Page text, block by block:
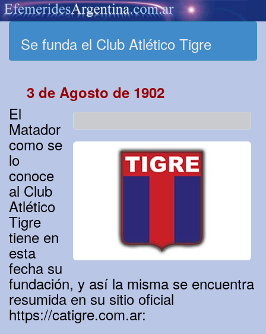
Se funda el Club Atlético Tigre
3 de Agosto de 1902
El
Matador
como se
lo
conoce
al Club
Atlético
Tigre
tiene en
esta
fecha su
fundación, y así la misma se encuentra
resumida en su sitio oficial
https://catigre.com.ar: